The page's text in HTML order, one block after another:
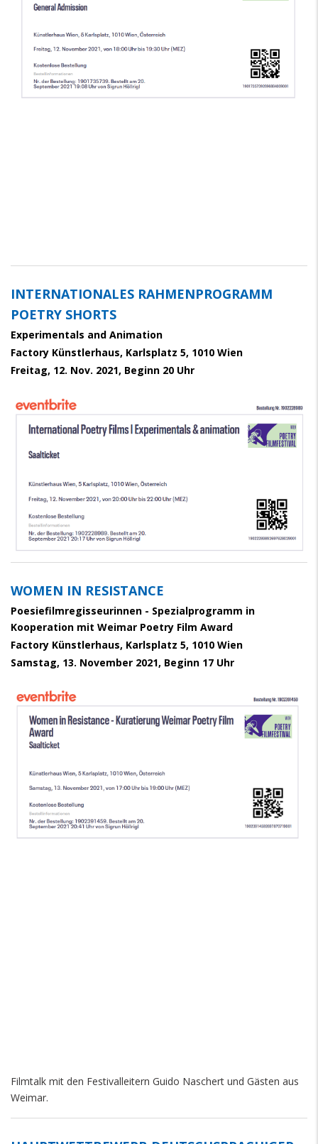
INTERNATIONALES RAHMENPROGRAMM
POETRY SHORTS
Experimentals and Animation
Factory Künstlerhaus, Karlsplatz 5, 1010 Wien
Freitag, 12. Nov. 2021, Beginn 20 Uhr
WOMEN IN RESISTANCE
Poesiefilmregisseurinnen - Spezialprogramm in
Kooperation mit Weimar Poetry Film Award
Factory Künstlerhaus, Karlsplatz 5, 1010 Wien
Samstag, 13. November 2021, Beginn 17 Uhr
Filmtalk mit den Festivalleitern Guido Naschert und Gästen aus
Weimar.